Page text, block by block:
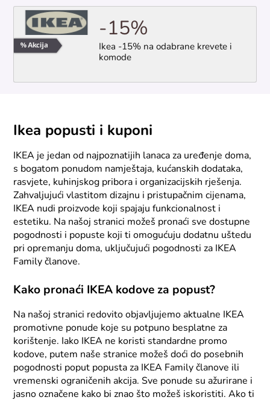
-15%
Ikea -15% na odabrane krevete i
komode
Ikea popusti i kuponi
IKEA je jedan od najpoznatijih lanaca za uređenje doma,
s bogatom ponudom namještaja, kućanskih dodataka,
rasvjete, kuhinjskog pribora i organizacijskih rješenja.
Zahvaljujući vlastitom dizajnu i pristupačnim cijenama,
IKEA nudi proizvode koji spajaju funkcionalnost i
estetiku. Na našoj stranici možeš pronaći sve dostupne
pogodnosti i popuste koji ti omogućuju dodatnu uštedu
pri opremanju doma, uključujući pogodnosti za IKEA
Family članove.
Kako pronaći IKEA kodove za popust?
Na našoj stranici redovito objavljujemo aktualne IKEA
promotivne ponude koje su potpuno besplatne za
korištenje. Iako IKEA ne koristi standardne promo
kodove, putem naše stranice možeš doći do posebnih
pogodnosti poput popusta za IKEA Family članove ili
vremenski ograničenih akcija. Sve ponude su ažurirane i
jasno označene kako bi znao što možeš iskoristiti. Ako ti